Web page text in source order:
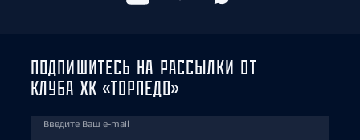
ПОДПИШИТЕСЬ НА РАССЫЛКИ ОТ
КЛУБА ХК «ТОРПЕДО»
Введите Ваш e-mail